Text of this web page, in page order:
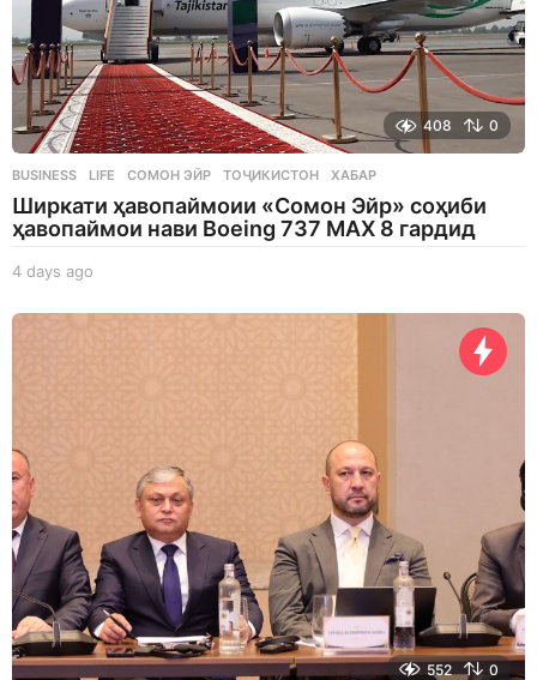
408 0
BUSINESS ,LIFE СОМОН ЭЙР ,ТОҶИКИСТОН ,ХАБАР
Ширкати ҳавопаймоии «Сомон Эйр» соҳиби
ҳавопаймои нави Boeing 737 MAX 8 гардид
4 days ago
a
552 0